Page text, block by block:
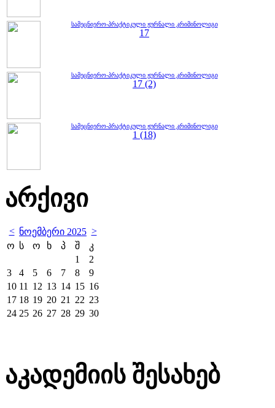
სამეცნიერო-პრაქტიკული ჟურნალი კრიმინოლიგი
17
სამეცნიერო-პრაქტიკული ჟურნალი კრიმინოლიგი
17 (2)
სამეცნიერო-პრაქტიკული ჟურნალი კრიმინოლიგი
1 (18)
არქივი
< ნოემბერი 2025 >
ო ს ო ხ პ შ
კ
1
2
3
4 5 6 7 8
9
10 11 12 13 14 15 16
17 18 19 20 21 22 23
24 25 26 27 28 29 30
აკადემიის შესახებ